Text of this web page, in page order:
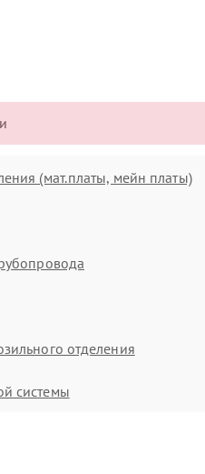
(мат.платы, мейн платы)
отделения
системы